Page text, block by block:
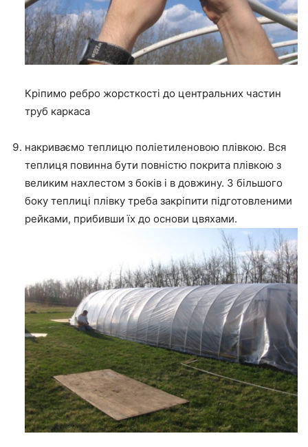
Кріпимо ребро жорсткості до центральних частин
труб каркаса
накриваємо теплицю поліетиленовою плівкою. Вся
теплиця повинна бути повністю покрита плівкою з
великим нахлестом з боків і в довжину. З більшого
боку теплиці плівку треба закріпити підготовленими
рейками, прибивши їх до основи цвяхами.